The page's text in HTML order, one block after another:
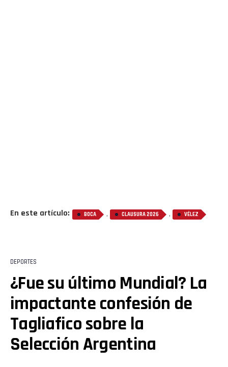
En este artículo: BOCA , CLAUSURA 2026 , VÉLEZ
DEPORTES
¿Fue su último Mundial? La
impactante confesión de
Tagliafico sobre la
Selección Argentina